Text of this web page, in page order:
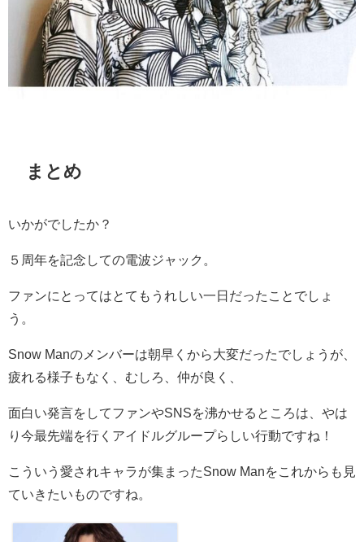
まとめ
いかがでしたか？
５周年を記念しての電波ジャック。
ファンにとってはとてもうれしい一日だったことでしょ
う。
Snow Manのメンバーは朝早くから大変だったでしょうが、
疲れる様子もなく、むしろ、仲が良く、
面白い発言をしてファンやSNSを沸かせるところは、やは
り今最先端を行くアイドルグループらしい行動ですね！
こういう愛されキャラが集まったSnow Manをこれからも見
ていきたいものですね。